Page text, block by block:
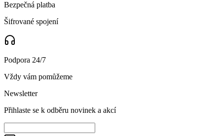
Bezpečná platba
Šifrované spojení
Podpora 24/7
Vždy vám pomůžeme
Newsletter
Přihlaste se k odběru novinek a akcí